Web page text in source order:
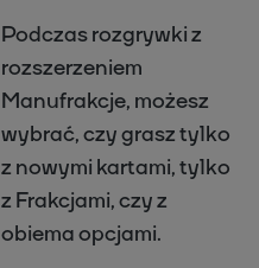
Podczas rozgrywki z
rozszerzeniem
Manufrakcje, możesz
wybrać, czy grasz tylko
z nowymi kartami, tylko
z Frakcjami, czy z
obiema opcjami.